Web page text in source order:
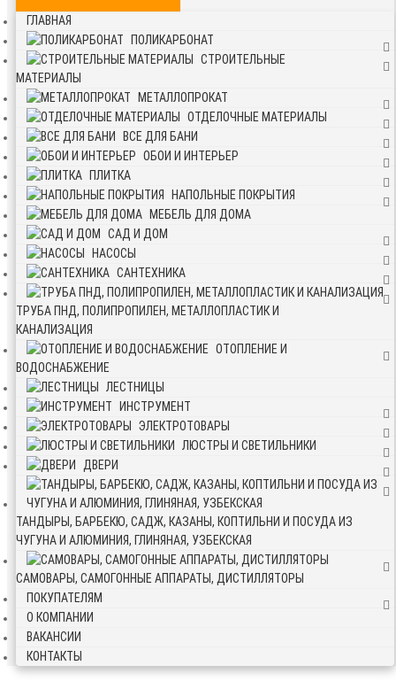
ГЛАВНАЯ
ПОЛИКАРБОНАТ
СТРОИТЕЛЬНЫЕ
МАТЕРИАЛЫ
МЕТАЛЛОПРОКАТ
ОТДЕЛОЧНЫЕ МАТЕРИАЛЫ
ВСЕ ДЛЯ БАНИ
ОБОИ И ИНТЕРЬЕР
ПЛИТКА
НАПОЛЬНЫЕ ПОКРЫТИЯ
МЕБЕЛЬ ДЛЯ ДОМА
САД И ДОМ
НАСОСЫ
САНТЕХНИКА
ТРУБА ПНД, ПОЛИПРОПИЛЕН, МЕТАЛЛОПЛАСТИК И
КАНАЛИЗАЦИЯ
ОТОПЛЕНИЕ И
ВОДОСНАБЖЕНИЕ
ЛЕСТНИЦЫ
ИНСТРУМЕНТ
ЭЛЕКТРОТОВАРЫ
ЛЮСТРЫ И СВЕТИЛЬНИКИ
ДВЕРИ
ТАНДЫРЫ, БАРБЕКЮ, САДЖ, КАЗАНЫ, КОПТИЛЬНИ И ПОСУДА ИЗ
ЧУГУНА И АЛЮМИНИЯ, ГЛИНЯНАЯ, УЗБЕКСКАЯ
САМОВАРЫ, САМОГОННЫЕ АППАРАТЫ, ДИСТИЛЛЯТОРЫ
ПОКУПАТЕЛЯМ
О КОМПАНИИ
ВАКАНСИИ
КОНТАКТЫ